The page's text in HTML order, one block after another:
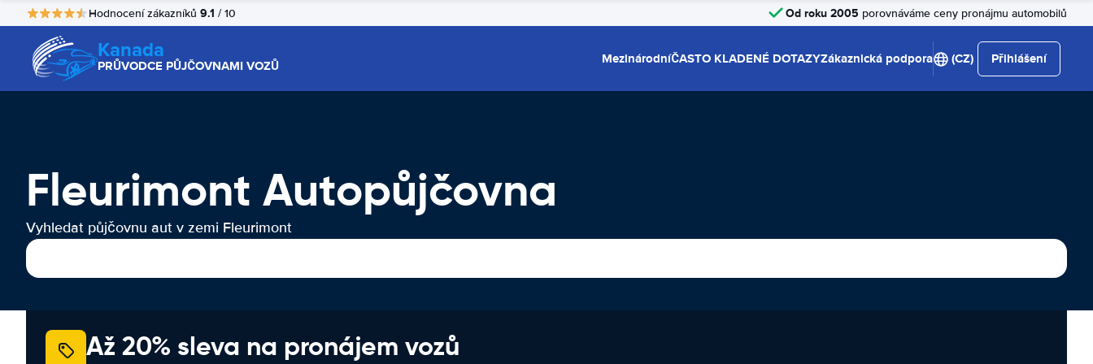
Hodnocení zákazníků 9.1 / 10 Od roku 2005 porovnáváme ceny pronájmu automobilů
Kanada
PRŮVODCE PŮJČOVNAMI VOZŮ MezinárodníČASTO KLADENÉ DOTAZYZákaznická podpora (CZ) Přihlášení
Fleurimont Autopůjčovna
Vyhledat půjčovnu aut v zemi Fleurimont
Až 20% sleva na pronájem vozů